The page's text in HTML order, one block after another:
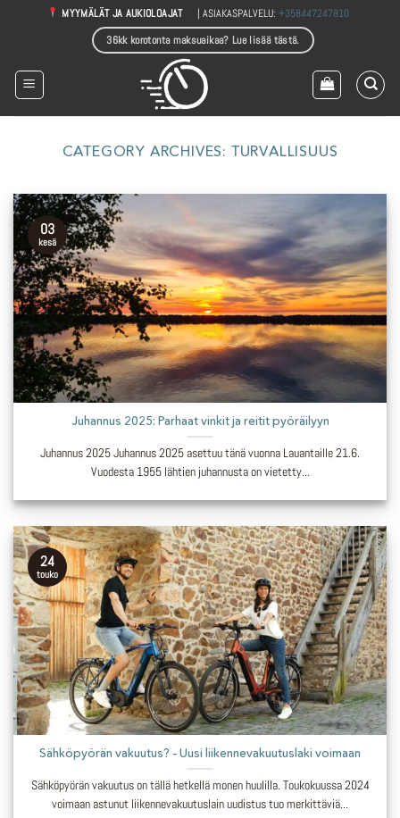
MYYMÄLÄT JA AUKIOLOAJAT | ASIAKASPALVELU:+358447247810
36kk korotonta maksuaikaa? Lue lisää tästä.
CATEGORY ARCHIVES: TURVALLISUUS
Juhannus 2025: Parhaat vinkit ja reitit pyöräilyyn
Juhannus 2025 Juhannus 2025 asettuu tänä vuonna Lauantaille 21.6.
Vuodesta 1955 lähtien juhannusta on vietetty...
03
kesä
Sähköpyörän vakuutus? – Uusi liikennevakuutuslaki voimaan
Sähköpyörän vakuutus on tällä hetkellä monen huulilla. Toukokuussa 2024
voimaan astunut liikennevakuutuslain uudistus tuo merkittäviä...
24
touko